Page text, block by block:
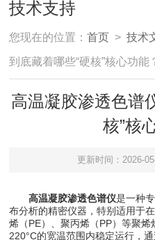
技术支持
您现在的位置：首页 >技术
到底藏着哪些“硬核”核心功能
高温凝胶渗透色谱
核”核
更新时间：2026-
高温凝胶渗透色谱仪是一种
布分析的精密仪器，特别适用于
烯（PE）、聚丙烯（PP）等聚
220°C的宽温范围内稳定运行，